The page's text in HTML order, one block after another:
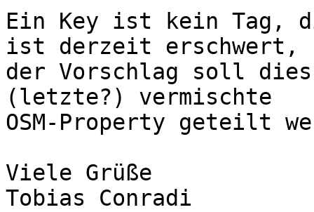
Ein Key ist kein Tag,
ist derzeit erschwert,
der Vorschlag soll
(letzte?) vermischte
OSM-Property geteilt
Viele Grüße
Tobias Conradi